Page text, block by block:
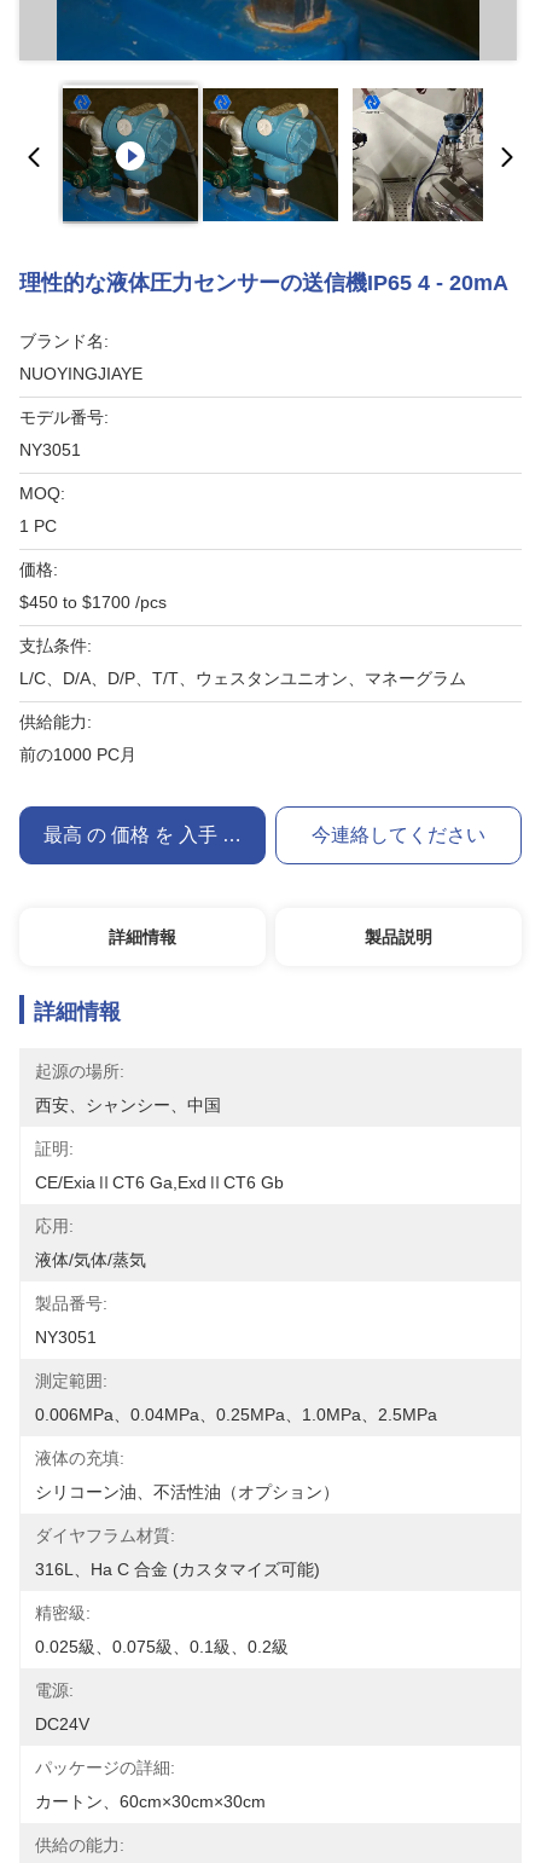
理性的な液体圧力センサーの送信機IP65 4 - 20mA
ブランド名:
NUOYINGJIAYE
モデル番号:
NY3051
MOQ:
1 PC
価格:
$450 to $1700 /pcs
支払条件:
L/C、D/A、D/P、T/T、ウェスタンユニオン、マネーグラム
供給能力:
前の1000 PC月
最高 の 価格 を 入手 する 今連絡してください
詳細情報 製品説明
詳細情報
起源の場所:
西安、シャンシー、中国
証明:
CE/ExiaⅡCT6 Ga,ExdⅡCT6 Gb
応用:
液体/気体/蒸気
製品番号:
NY3051
測定範囲:
0.006MPa、0.04MPa、0.25MPa、1.0MPa、2.5MPa
液体の充填:
シリコーン油、不活性油（オプション）
ダイヤフラム材質:
316L、Ha C 合金 (カスタマイズ可能)
精密級:
0.025級、0.075級、0.1級、0.2級
電源:
DC24V
パッケージの詳細:
カートン、60cm×30cm×30cm
供給の能力: